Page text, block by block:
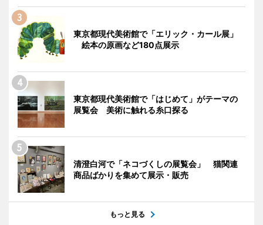
東京都現代美術館で「エリック・カール展」
絵本の原画など180点展示
東京都現代美術館で「はじめて」がテーマの
展覧会 美術に触れる糸口探る
清澄白河で「ネコづくしの展覧会」 猫関連
商品ばかりを集めて展示・販売
もっと見る